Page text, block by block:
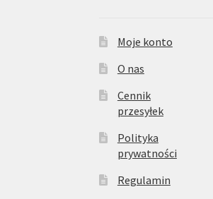
Moje konto
O nas
Cennik
przesyłek
Polityka
prywatności
Regulamin